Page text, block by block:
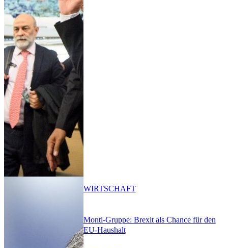
Monti-Gruppe: Brexit als Chance für den
EU-Haushalt
WIRTSCHAFT